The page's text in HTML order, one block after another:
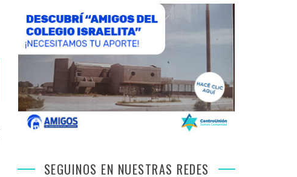
SEGUINOS EN NUESTRAS REDES